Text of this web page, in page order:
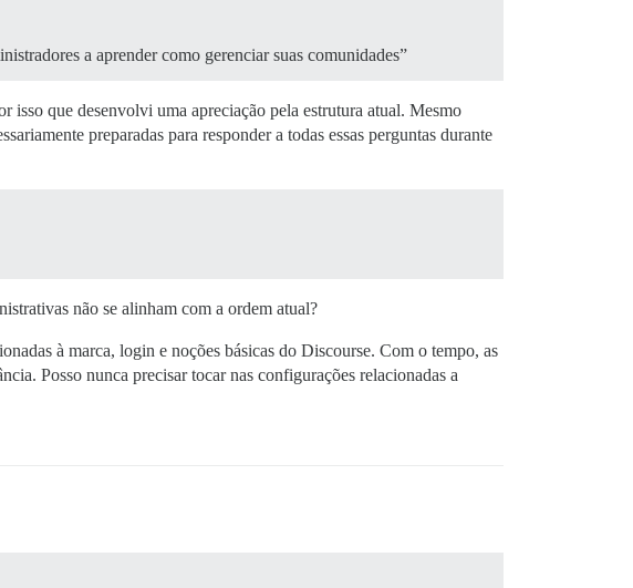
a aprender como gerenciar suas comunidades”
isso que desenvolvi uma apreciação pela estrutura atual. Mesmo
preparadas para responder a todas essas perguntas durante
não se alinham com a ordem atual?
à marca, login e noções básicas do Discourse. Com o tempo, as
Posso nunca precisar tocar nas configurações relacionadas a